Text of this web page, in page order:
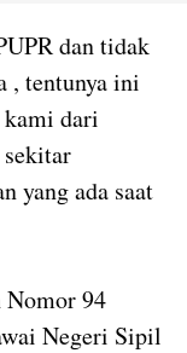
dan tidak
, tentunya ini
kami dari
yang ada saat
Nomor 94
Negeri Sipil